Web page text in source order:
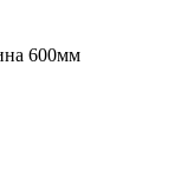
600мм